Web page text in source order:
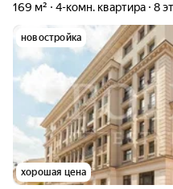
169 м² 4-комн. квартира 8
новостройка
хорошая цена